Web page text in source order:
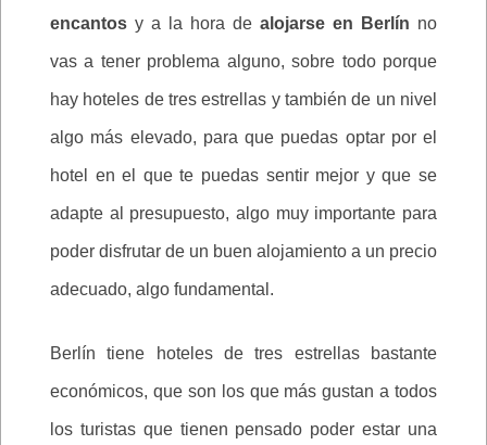
encantos y a la hora de alojarse en Berlín no
vas a tener problema alguno, sobre todo porque
hay hoteles de tres estrellas y también de un nivel
algo más elevado, para que puedas optar por el
hotel en el que te puedas sentir mejor y que se
adapte al presupuesto, algo muy importante para
poder disfrutar de un buen alojamiento a un precio
adecuado, algo fundamental.
Berlín tiene hoteles de tres estrellas bastante
económicos, que son los que más gustan a todos
los turistas que tienen pensado poder estar una